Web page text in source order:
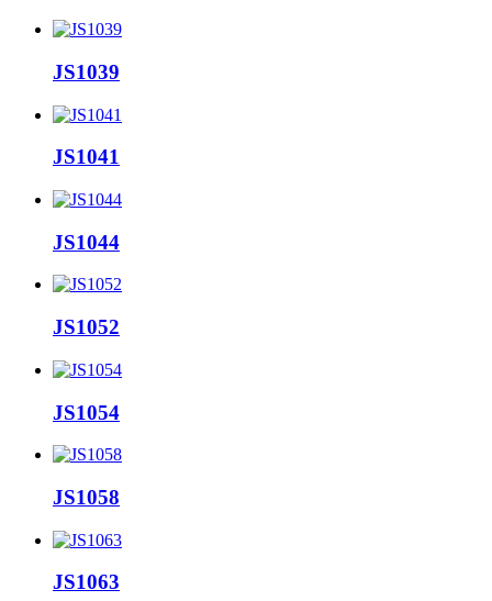
JS1039
JS1041
JS1044
JS1052
JS1054
JS1058
JS1063